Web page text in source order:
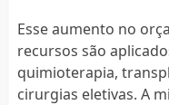
Esse aumento no
recursos são
quimioterapia,
cirurgias eletivas. A